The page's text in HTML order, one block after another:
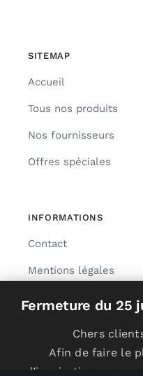
SITEMAP
Accueil
Tous nos produits
Nos fournisseurs
Offres spéciales
INFORMATIONS
Contact
Mentions légales
Fermeture du 25
Chers
Afin de faire le
d’inspirations pour